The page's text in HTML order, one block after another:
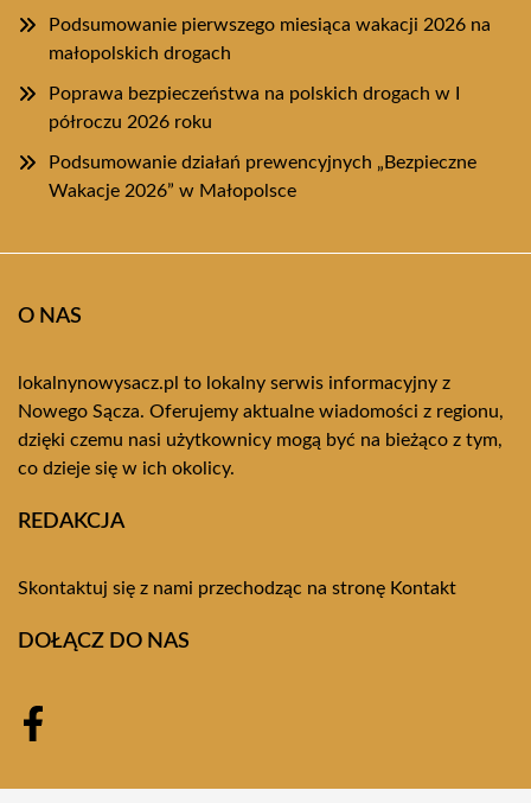
Podsumowanie pierwszego miesiąca wakacji 2026 na
małopolskich drogach
Poprawa bezpieczeństwa na polskich drogach w I
półroczu 2026 roku
Podsumowanie działań prewencyjnych „Bezpieczne
Wakacje 2026” w Małopolsce
O NAS
lokalnynowysacz.pl to lokalny serwis informacyjny z
Nowego Sącza. Oferujemy aktualne wiadomości z regionu,
dzięki czemu nasi użytkownicy mogą być na bieżąco z tym,
co dzieje się w ich okolicy.
REDAKCJA
Skontaktuj się z nami przechodząc na stronę Kontakt
DOŁĄCZ DO NAS